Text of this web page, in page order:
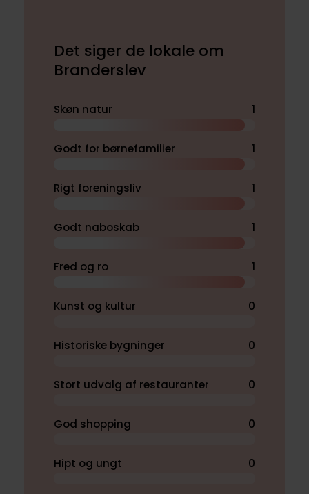
Det siger de lokale om
Branderslev
Skøn natur 1
Godt for børnefamilier 1
Rigt foreningsliv 1
Godt naboskab 1
Fred og ro 1
Kunst og kultur 0
Historiske bygninger 0
Stort udvalg af restauranter 0
God shopping 0
Hipt og ungt 0